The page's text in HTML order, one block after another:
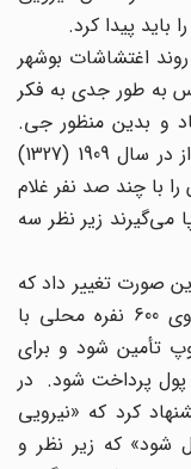
پیدا کرد.
1908 تا 1910 (1328-1326) روند اغتشاشات بوشهر
به طور جدی به فکر
و بدین منظور جی.
اچ. بیل (G.H.Bill) کنسول انگلیس در اهواز در سال 1909 (1327)
با چند صد نفر غلام
می‌گیرند زیر نظر سه
تغییر داد که
امنیت این راه بایستی به وسیله یک نیروی 600 نفره محلی با
شود و برای
پرداخت شود. در
کرد که «نیرویی
شود» که زیر نظر و